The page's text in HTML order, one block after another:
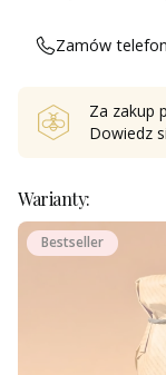
Zamów
Za zakup
Dowiedz
Warianty:
Bestseller